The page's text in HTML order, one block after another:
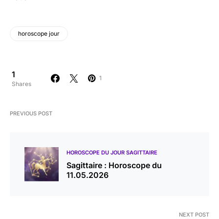
horoscope jour
1
Shares
1
PREVIOUS POST
HOROSCOPE DU JOUR SAGITTAIRE
Sagittaire : Horoscope du
11.05.2026
NEXT POST